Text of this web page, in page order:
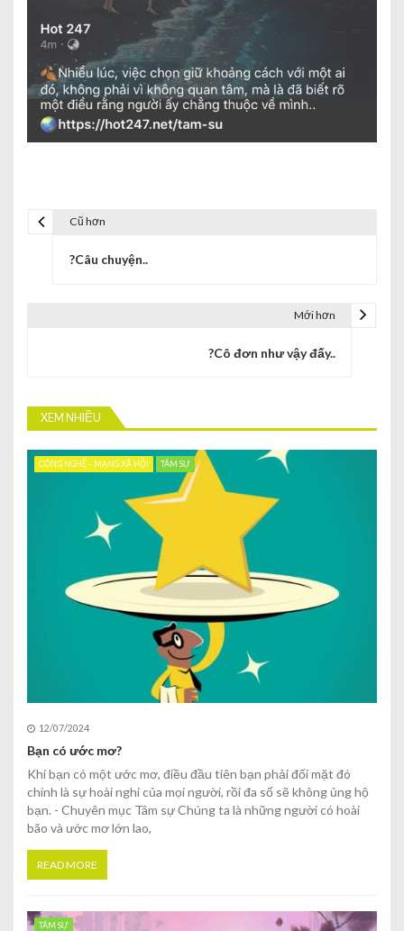
Cũ hơn
?Câu chuyện..
Mới hơn
?Cô đơn như vậy đấy..
XEM NHIỀU
CÔNG NGHỆ - MẠNG XÃ HỘI TÂM SỰ
12/07/2024
Bạn có ước mơ?
Khi bạn có một ước mơ, điều đầu tiên bạn phải đối mặt đó
chính là sự hoài nghi của mọi người, rồi đa số sẽ không ủng hộ
bạn. - Chuyên mục Tâm sự Chúng ta là những người có hoài
bão và ước mơ lớn lao,
READ MORE
TÂM SỰ